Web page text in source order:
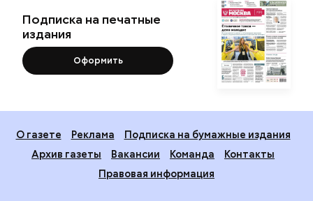
Подписка на печатные
издания
Оформить
О газете Реклама
Подписка на бумажные издания
Архив газеты
Вакансии Команда
Контакты
Правовая информация